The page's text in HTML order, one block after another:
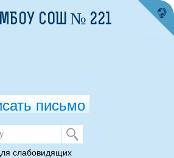
МБОУ СОШ № 221
письмо
слабовидящих